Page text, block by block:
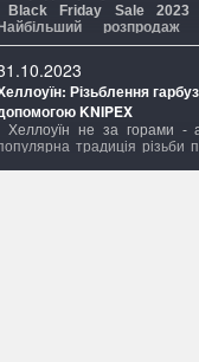
світу.
Black Friday Sale 2023
Найбільший
— найбільший
який пройде з 23.11.23 до
На вас
всі товари. Чорна
можна зробити
знижкою на всі товари
Різьблення
KNIPEX
Хеллоуїн не за горами -
традиція різьби